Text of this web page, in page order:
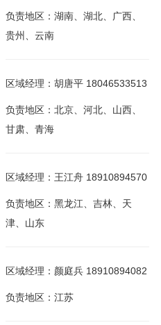
负责地区：湖南、湖北、广西、
贵州、云南
区域经理：胡唐平 18046533513
负责地区：北京、河北、山西、
甘肃、青海
区域经理：王江舟 18910894570
负责地区：黑龙江、吉林、天
津、山东
区域经理：颜庭兵 18910894082
负责地区：江苏